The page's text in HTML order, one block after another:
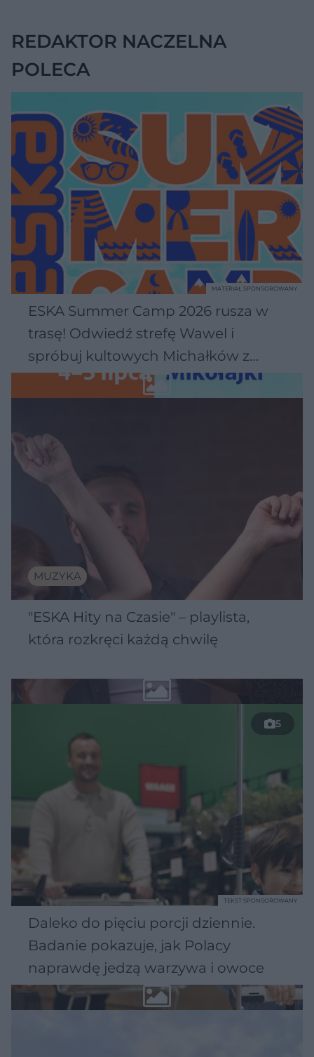
REDAKTOR NACZELNA
POLECA
ESKA Summer Camp 2026 rusza w
trasę! Odwiedź strefę Wawel i
spróbuj kultowych Michałków z
Wawelu
MATERIAŁ SPONSOROWANY
MUZYKA
"ESKA Hity na Czasie" – playlista,
która rozkręci każdą chwilę
5
Daleko do pięciu porcji dziennie.
Badanie pokazuje, jak Polacy
naprawdę jedzą warzywa i owoce
TEKST SPONSOROWANY